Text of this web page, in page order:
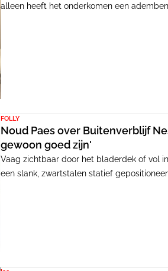
alleen heeft het onderkomen een
FOLLY
Noud Paes over Buitenverblijf
gewoon goed zijn'
Vaag zichtbaar door het bladerdek of vol
een slank, zwartstalen statief